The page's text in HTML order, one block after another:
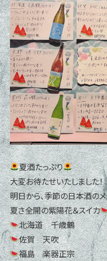
夏酒たっぷり
大変お待たせいたしました！
明日から、季節の日本酒の
夏さ全開の紫陽花＆スイカ
北海道 千歳鶴
佐賀 天吹
福島 楽器正宗